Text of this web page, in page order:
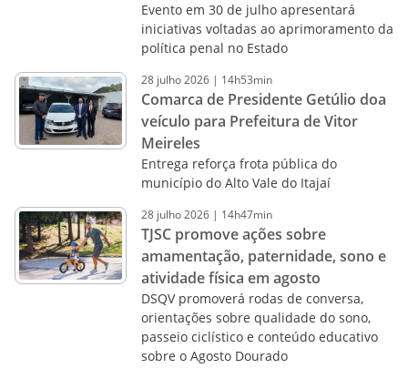
Evento em 30 de julho apresentará
iniciativas voltadas ao aprimoramento da
política penal no Estado
28 julho2026 | 14h53min
Comarca de Presidente Getúlio doa
veículo para Prefeitura de Vitor
Meireles
Entrega reforça frota pública do
município do Alto Vale do Itajaí
28 julho2026 | 14h47min
TJSC promove ações sobre
amamentação, paternidade, sono e
atividade física em agosto
DSQV promoverá rodas de conversa,
orientações sobre qualidade do sono,
passeio ciclístico e conteúdo educativo
sobre o Agosto Dourado